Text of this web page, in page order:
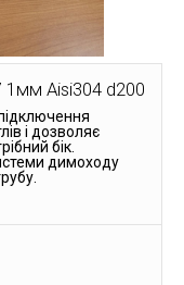
1мм Aisi304 d200
і дозволяє
бік.
димоходу